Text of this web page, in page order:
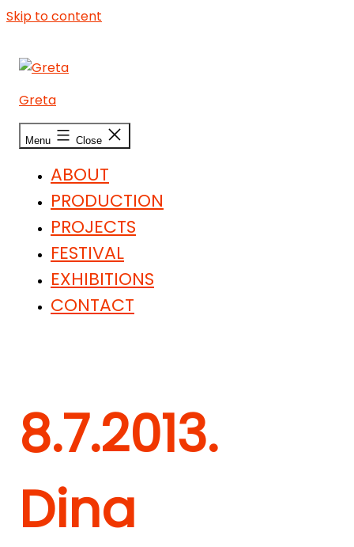
Skip to content
Greta
Menu Close
ABOUT
PRODUCTION
PROJECTS
FESTIVAL
EXHIBITIONS
CONTACT
8.7.2013.
Dina